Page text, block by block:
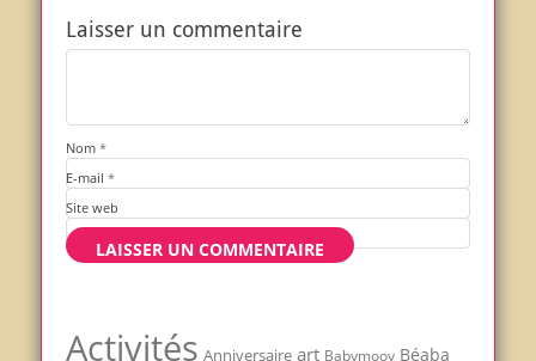
Laisser un commentaire
Nom *
E-mail *
Site web
Activités Anniversaire art Babymoov Béaba